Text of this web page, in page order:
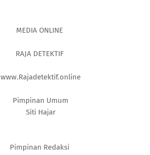
MEDIA ONLINE
RAJA DETEKTIF
www.Rajadetektif.online
Pimpinan Umum
Siti Hajar
Pimpinan Redaksi